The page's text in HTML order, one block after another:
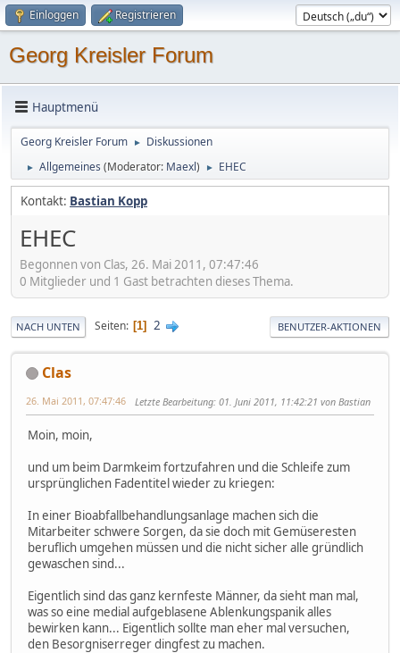
Einloggen Registrieren
Georg Kreisler Forum
Hauptmenü
Georg Kreisler Forum ► Diskussionen
► Allgemeines (Moderator: Maexl) ► EHEC
Kontakt: Bastian Kopp
EHEC
Begonnen von Clas, 26. Mai 2011, 07:47:46
0 Mitglieder und 1 Gast betrachten dieses Thema.
NACH UNTEN Seiten 1 2 BENUTZER-AKTIONEN
Clas
26. Mai 2011, 07:47:46 Letzte Bearbeitung: 01. Juni 2011, 11:42:21 von Bastian
Moin, moin,
und um beim Darmkeim fortzufahren und die Schleife zum
ursprünglichen Fadentitel wieder zu kriegen:
In einer Bioabfallbehandlungsanlage machen sich die
Mitarbeiter schwere Sorgen, da sie doch mit Gemüseresten
beruflich umgehen müssen und die nicht sicher alle gründlich
gewaschen sind...
Eigentlich sind das ganz kernfeste Männer, da sieht man mal,
was so eine medial aufgeblasene Ablenkungspanik alles
bewirken kann... Eigentlich sollte man eher mal versuchen,
den Besorgniserreger dingfest zu machen.